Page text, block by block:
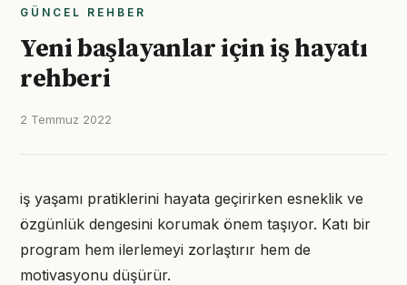
GÜNCEL REHBER
Yeni başlayanlar için iş hayatı
rehberi
2 Temmuz 2022
iş yaşamı pratiklerini hayata geçirirken esneklik ve
özgünlük dengesini korumak önem taşıyor. Katı bir
program hem ilerlemeyi zorlaştırır hem de
motivasyonu düşürür.